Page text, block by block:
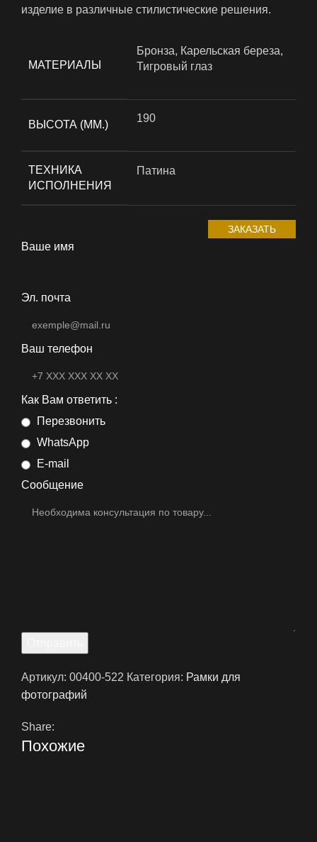
изделие в различные стилистические решения.
МАТЕРИАЛЫ
Бронза, Карельская береза,
Тигровый глаз
ВЫСОТА (ММ.)
190
ТЕХНИКА
ИСПОЛНЕНИЯ
Патина
ЗАКАЗАТЬ
Ваше имя
Эл. почта
Ваш телефон
Как Вам ответить :
Перезвонить
WhatsApp
E-mail
Сообщение
Артикул: 00400-522 Категория: Рамки для
фотографий
Share:
Похожие